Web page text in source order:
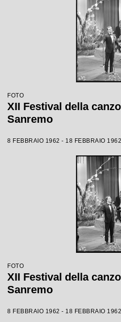
FOTO
XII Festival della
Sanremo
8 FEBBRAIO 1962 - 18 FEBBRAIO 1962
FOTO
XII Festival della
Sanremo
8 FEBBRAIO 1962 - 18 FEBBRAIO 1962